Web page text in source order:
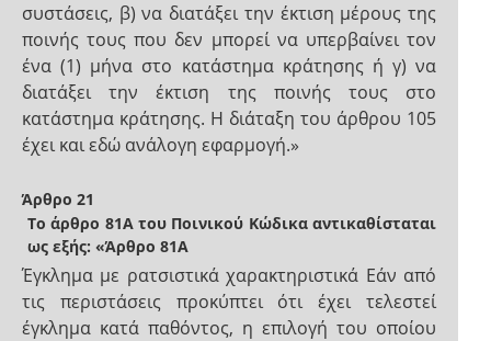
συστάσεις, β) να διατάξει την έκτιση μέρους της
ποινής τους που δεν μπορεί να υπερβαίνει τον
ένα (1) μήνα στο κατάστημα κράτησης ή γ) να
διατάξει την έκτιση της ποινής τους στο
κατάστημα κράτησης. Η διάταξη του άρθρου 105
έχει και εδώ ανάλογη εφαρμογή.»
Άρθρο 21
Το άρθρο 81Α του Ποινικού Κώδικα αντικαθίσταται
ως εξής: «Άρθρο 81Α
Έγκλημα με ρατσιστικά χαρακτηριστικά Εάν από
τις περιστάσεις προκύπτει ότι έχει τελεστεί
έγκλημα κατά παθόντος, η επιλογή του οποίου